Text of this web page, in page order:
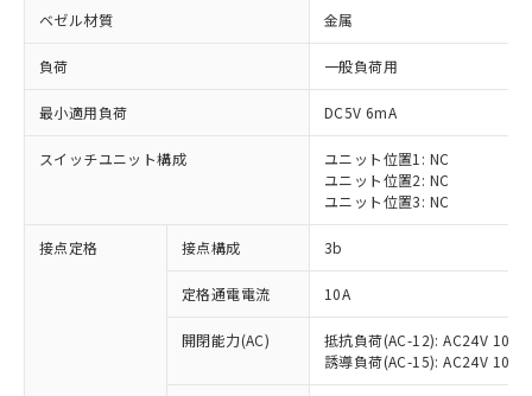
ベゼル材質 金属
負荷 一般負荷用
最小適用負荷 DC5V 6mA
スイッチユニット構成
ユニット位置1: NC
ユニット位置2: NC
ユニット位置3: NC
接点定格 接点構成 3b
定格通電電流 10A
開閉能力(AC)
抵抗負荷(AC-12): AC24V 10A/
誘導負荷(AC-15): AC24V
※1 対応状況
対応済み：EU RoHS指令（10物質）の
非含有に対応した製品が提供可能な商品で
対応予定：EU RoHS指令（10物質）の非含